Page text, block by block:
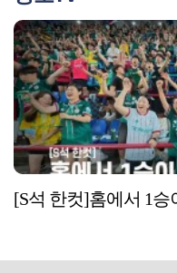
[S석 한컷]홈에서 1